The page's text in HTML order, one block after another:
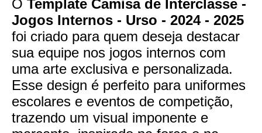
O Template Camisa de Interclasse -
Jogos Internos - Urso - 2024 - 2025
foi criado para quem deseja destacar
sua equipe nos jogos internos com
uma arte exclusiva e personalizada.
Esse design é perfeito para uniformes
escolares e eventos de competição,
trazendo um visual imponente e